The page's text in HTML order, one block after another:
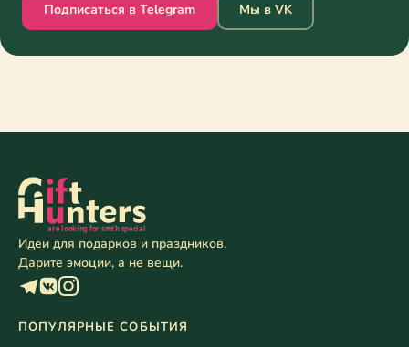
Подписаться в Telegram Мы в VK
Идеи для подарков и праздников.
Дарите эмоции, а не вещи.
ПОПУЛЯРНЫЕ СОБЫТИЯ